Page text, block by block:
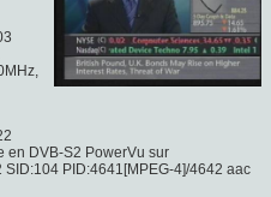
en DVB-S2 PowerVu sur
PID:4641[MPEG-4]/4642 aac